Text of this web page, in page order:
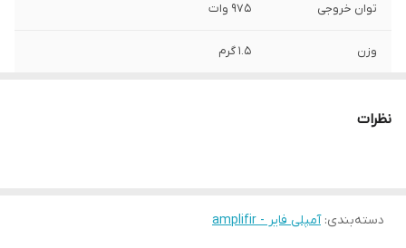
توان خروجی 975 وات
وزن 1.5 گرم
نظرات
دسته‌بندی:آمپلی فایر - amplifir